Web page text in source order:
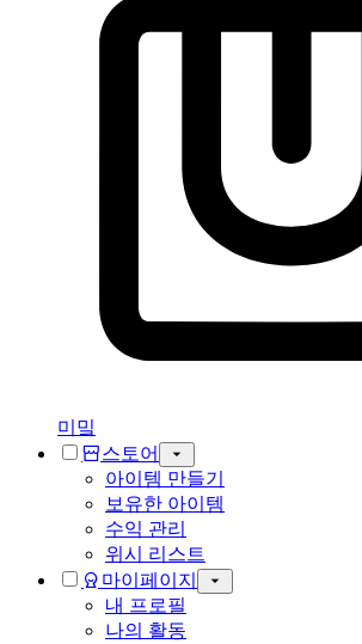
미밐
스토어
아이템 만들기
보유한 아이템
수익 관리
위시 리스트
마이페이지
내 프로필
나의 활동